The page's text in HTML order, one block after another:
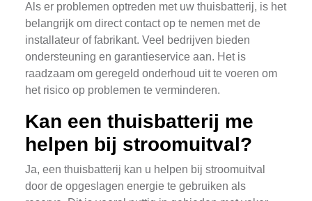
Als er problemen optreden met uw thuisbatterij, is het
belangrijk om direct contact op te nemen met de
installateur of fabrikant. Veel bedrijven bieden
ondersteuning en garantieservice aan. Het is
raadzaam om geregeld onderhoud uit te voeren om
het risico op problemen te verminderen.
Kan een thuisbatterij me
helpen bij stroomuitval?
Ja, een thuisbatterij kan u helpen bij stroomuitval
door de opgeslagen energie te gebruiken als